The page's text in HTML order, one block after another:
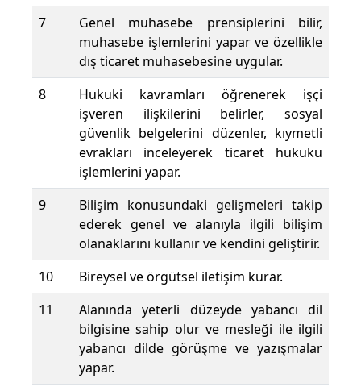
7
Genel muhasebe prensiplerini bilir,
muhasebe işlemlerini yapar ve özellikle
dış ticaret muhasebesine uygular.
8
Hukuki kavramları öğrenerek işçi
işveren ilişkilerini belirler, sosyal
güvenlik belgelerini düzenler, kıymetli
evrakları inceleyerek ticaret hukuku
işlemlerini yapar.
9
Bilişim konusundaki gelişmeleri takip
ederek genel ve alanıyla ilgili bilişim
olanaklarını kullanır ve kendini geliştirir.
10
Bireysel ve örgütsel iletişim kurar.
11
Alanında yeterli düzeyde yabancı dil
bilgisine sahip olur ve mesleği ile ilgili
yabancı dilde görüşme ve yazışmalar
yapar.